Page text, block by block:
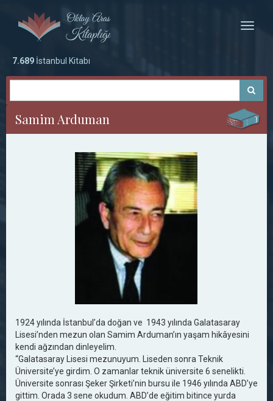
Toggle
7.689 İstanbul Kitabı
Samim Arduman
1924 yılında İstanbul’da doğan ve 1943 yılında Galatasaray
Lisesi’nden mezun olan Samim Arduman’ın yaşam hikâyesini
kendi ağzından dinleyelim.
“Galatasaray Lisesi mezunuyum. Liseden sonra Teknik
Üniversite’ye girdim. O zamanlar teknik üniversite 6 senelikti.
Üniversite sonrası Şeker Şirketi’nin bursu ile 1946 yılında ABD’ye
gittim. Orada 3 sene okudum. ABD’de eğitim bitince yurda